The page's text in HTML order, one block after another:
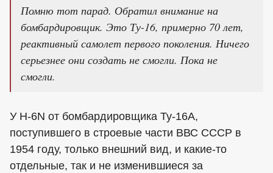
Помню тот парад. Обратил внимание на
бомбардировщик. Это Ту-16, примерно 70 лет,
реактивный самолет первого поколения. Ничего
серьезнее они создать не смогли. Пока не
смогли.
У H-6N от бомбардировщика Ту-16А,
поступившего в строевые части ВВС СССР в
1954 году, только внешний вид, и какие-то
отдельные, так и не изменившиеся за